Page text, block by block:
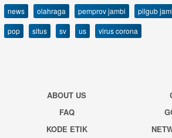
news
olahraga pemprov jambi pilgub
pop
situs sv us virus corona
ABOUT US
FAQ
KODE ETIK